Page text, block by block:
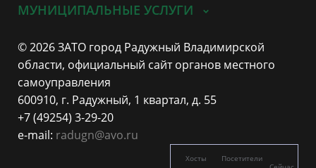
МУНИЦИПАЛЬНЫЕ УСЛУГИ
© 2026 ЗАТО город Радужный Владимирской
области, официальный сайт органов местного
самоуправления
600910, г. Радужный, 1 квартал, д. 55
+7 (49254) 3-29-20
e-mail: radugn@avo.ru
Хосты
Посетители